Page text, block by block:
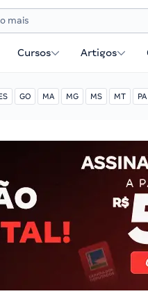
Cursos Artigos
GO MA MG MS MT PA